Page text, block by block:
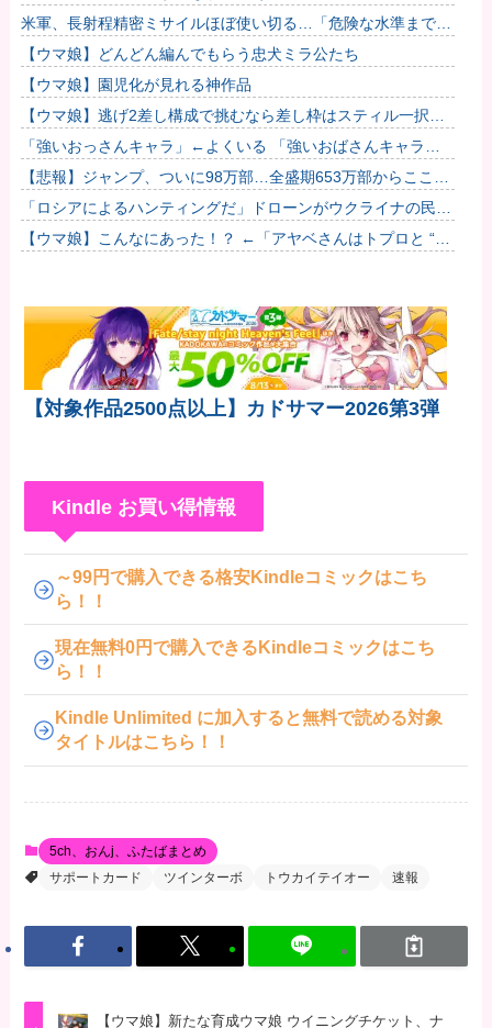
ｗｗｗｗｗｗｗｗ
米軍、長射程精密ミサイルほぼ使い切る…「危険な水準まで減
少」と軍高官が警告！
【ウマ娘】どんどん編んでもらう忠犬ミラ公たち
【ウマ娘】園児化が見れる神作品
【ウマ娘】逃げ2差し構成で挑むなら差し枠はスティル一択な
のだ。他
「強いおっさんキャラ」←よくいる 「強いおばさんキャラ」
← 全然いない他
【悲報】ジャンプ、ついに98万部…全盛期653万部からここま
で落ちる
「ロシアによるハンティングだ」ドローンがウクライナの民間
人を追い回して爆発…ゼレンスキー氏が非難！
【ウマ娘】こんなにあった！？ ←「アヤベさんはトプロと “1”
【対象作品2500点以上】カドサマー2026第3弾
Kindle お買い得情報
～99円で購入できる格安Kindleコミックはこち
ら！！
現在無料0円で購入できるKindleコミックはこち
ら！！
Kindle Unlimited に加入すると無料で読める対象
タイトルはこちら！！
5ch、おんj、ふたばまとめ
サポートカード
ツインターボ トウカイテイオー 速報
【ウマ娘】新たな育成ウマ娘 ウイニングチケット、ナ